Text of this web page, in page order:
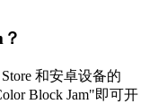
和安卓设备的
Block Jam"即可开